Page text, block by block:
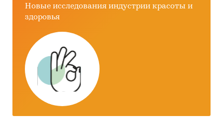
Новые исследования индустрии красоты и
здоровья